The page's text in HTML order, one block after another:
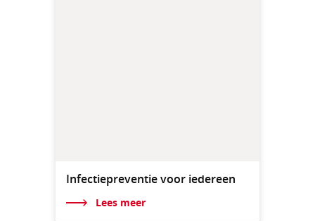
Infectiepreventie voor iedereen
Lees meer